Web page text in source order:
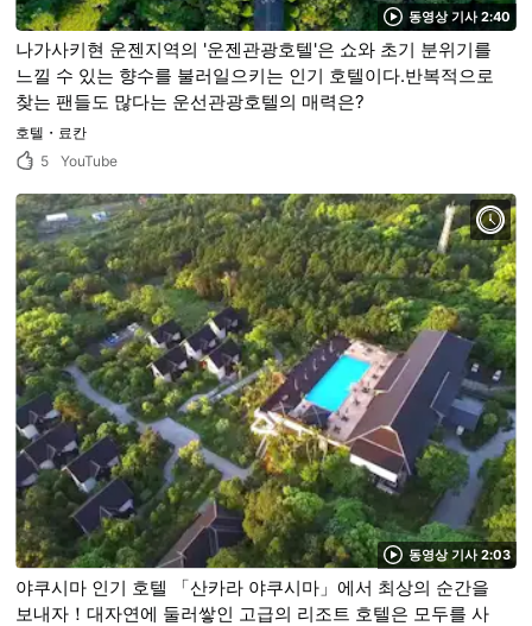
동영상 기사 2:40
나가사키현 운젠지역의 '운젠관광호텔'은 쇼와 초기 분위기를
느낄 수 있는 향수를 불러일으키는 인기 호텔이다.반복적으로
찾는 팬들도 많다는 운선관광호텔의 매력은?
호텔・료칸
5
YouTube
동영상 기사 2:03
야쿠시마 인기 호텔 「산카라 야쿠시마」에서 최상의 순간을
보내자！대자연에 둘러쌓인 고급의 리조트 호텔은 모두를 사